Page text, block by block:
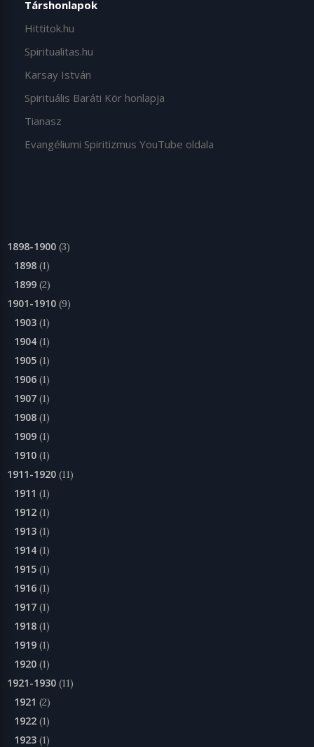
Társhonlapok
Hittitok.hu
Spiritualitas.hu
Karsay István
Spirituális Baráti Kör honlapja
Tianasz
Evangéliumi Spiritizmus YouTube oldala
1898-1900 (3)
1898 (1)
1899 (2)
1901-1910 (9)
1903 (1)
1904 (1)
1905 (1)
1906 (1)
1907 (1)
1908 (1)
1909 (1)
1910 (1)
1911-1920 (11)
1911 (1)
1912 (1)
1913 (1)
1914 (1)
1915 (1)
1916 (1)
1917 (1)
1918 (1)
1919 (1)
1920 (1)
1921-1930 (11)
1921 (2)
1922 (1)
1923 (1)